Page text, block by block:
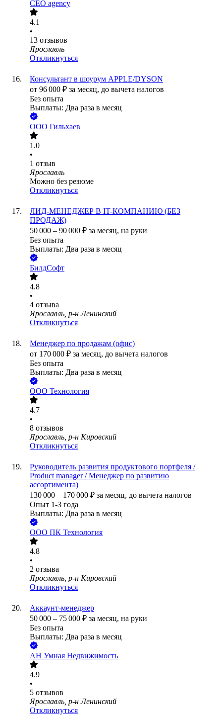
CEO agency
4.1
•
13 отзывов
Ярославль
Откликнуться
Консультант в шоурум APPLE/DYSON
от 96 000 ₽ за месяц, до вычета налогов
Без опыта
Выплаты: Два раза в месяц
ООО Гильхаев
1.0
•
1 отзыв
Ярославль
Можно без резюме
Откликнуться
ЛИД-МЕНЕДЖЕР В IT-КОМПАНИЮ (БЕЗ
ПРОДАЖ)
50 000 – 90 000 ₽ за месяц, на руки
Без опыта
Выплаты: Два раза в месяц
БилдСофт
4.8
•
4 отзыва
Ярославль, р-н Ленинский
Откликнуться
Менеджер по продажам (офис)
от 170 000 ₽ за месяц, до вычета налогов
Без опыта
Выплаты: Два раза в месяц
ООО Технология
4.7
•
8 отзывов
Ярославль, р-н Кировский
Откликнуться
Руководитель развития продуктового портфеля /
Product manager / Менеджер по развитию
ассортимента)
130 000 – 170 000 ₽ за месяц, до вычета налогов
Опыт 1-3 года
Выплаты: Два раза в месяц
ООО ПК Технология
4.8
•
2 отзыва
Ярославль, р-н Кировский
Откликнуться
Аккаунт-менеджер
50 000 – 75 000 ₽ за месяц, на руки
Без опыта
Выплаты: Два раза в месяц
АН Умная Недвижимость
4.9
•
5 отзывов
Ярославль, р-н Ленинский
Откликнуться